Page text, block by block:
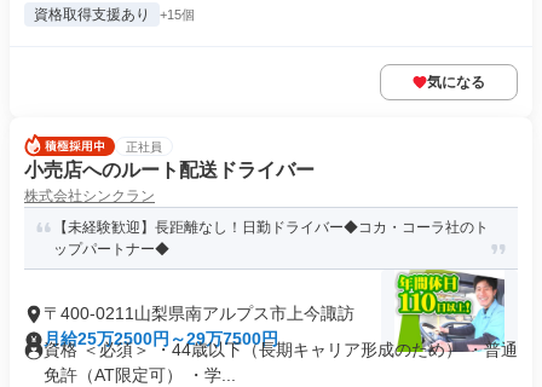
資格取得支援あり +15個
気になる
正社員
小売店へのルート配送ドライバー
株式会社シンクラン
【未経験歓迎】長距離なし！日勤ドライバー◆コカ・コーラ社のト
ップパートナー◆
〒400-0211山梨県南アルプス市上今諏訪
月給25万2500円～29万7500円
資格 ＜必須＞ ・44歳以下（長期キャリア形成のため） ・普通
免許（AT限定可） ・学...